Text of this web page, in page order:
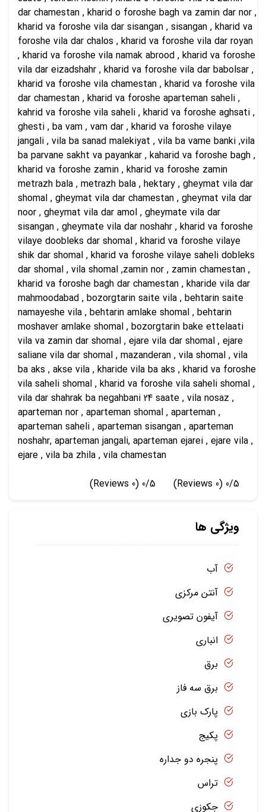
dar chamestan , kharid o foroshe bagh va zamin dar nor ,
kharid va foroshe vila dar sisangan , sisangan , kharid va
foroshe vila dar chalos , kharid va foroshe vila dar royan
, kharid va foroshe vila namak abrood , kharid va foroshe
vila dar eizadshahr , kharid va foroshe vila dar babolsar ,
kharid va foroshe vila chamestan , kharid va foroshe vila
dar chamestan , kharid va foroshe aparteman saheli ,
kahrid va foroshe vila saheli , kharid va foroshe aghsati ,
ghesti , ba vam , vam dar , kharid va foroshe vilaye
jangali , vila ba sanad malekiyat , vila ba vame banki ,vila
ba parvane sakht va payankar , kaharid va foroshe bagh ,
kharid va foroshe zamin , kharid va foroshe zamin
metrazh bala , metrazh bala , hektary , gheymat vila dar
shomal , gheymat vila dar chamestan , gheymat vila dar
noor , gheymat vila dar amol , gheymate vila dar
sisangan , gheymate vila dar noshahr , kharid va foroshe
vilaye doobleks dar shomal , kharid va foroshe vilaye
shik dar shomal , kharid va foroshe vilaye saheli dobleks
dar shomal , vila shomal ,zamin nor , zamin chamestan ,
kharid va foroshe bagh dar chamestan , kharide vila dar
mahmoodabad , bozorgtarin saite vila , behtarin saite
namayeshe vila , behtarin amlake shomal , behtarin
moshaver amlake shomal , bozorgtarin bake ettelaati
vila va zamin dar shomal , ejare vila dar shomal , ejare
saliane vila dar shomal , mazanderan , vila shomal , vila
ba aks , akse vila , kharide vila ba aks , kharid va foroshe
vila saheli shomal , kharid va foroshe vila saheli shomal ,
vila dar shahrak ba negahbani 24 saate , vila nosaz ,
aparteman nor , aparteman shomal , aparteman ,
aparteman saheli , aparteman sisangan , aparteman
noshahr, aparteman jangali, aparteman ejarei , ejare vila ,
ejare , vila ba zhila , vila chamestan
0/5
(0 Reviews)
0/5
(0 Reviews)
ویژگی ها
آب
آنتن مرکزی
آیفون تصویری
انباری
برق
برق سه فاز
پارک بازی
پکیج
پنجره دو جداره
تراس
جکوزی